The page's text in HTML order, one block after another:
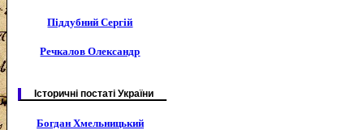
Піддубний Сергій
Речкалов Олександр
Історичні постаті України
Богдан Хмельницький